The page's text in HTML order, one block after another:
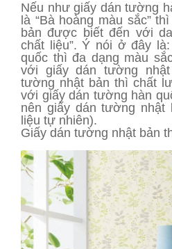
Nếu như giấy dán tường
là “Bà hoàng màu sắc”
bản được biết đến với
chất liệu”. Ý nói ở đây
quốc thì đa dạng màu
với giấy dán tường
tường nhật bản thì chất
với giấy dán tường hàn
nên giấy dán tường nhật
liệu tự nhiên).
Giấy dán tường nhật bản